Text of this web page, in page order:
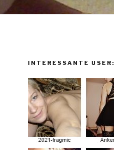
INTERESSANTE USER: